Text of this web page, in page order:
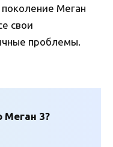
Меган
свои
проблемы.
Меган 3?